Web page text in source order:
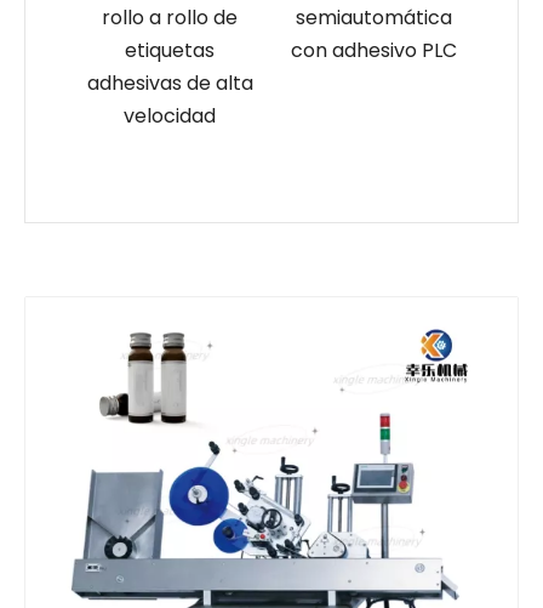
rollo a rollo de
etiquetas
adhesivas de alta
velocidad
semiautomática
con adhesivo PLC